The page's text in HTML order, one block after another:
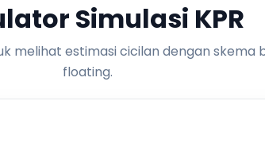
Simulasi KPR
melihat estimasi cicilan dengan skema
floating.